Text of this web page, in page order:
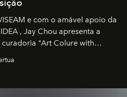
e com o amável apoio da
, Jay Chou apresenta a
"Art Colure with